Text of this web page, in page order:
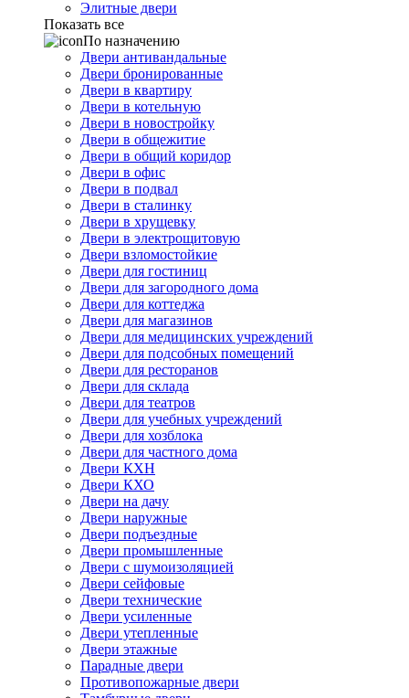
Элитные двери
Показать все
По назначению
Двери антивандальные
Двери бронированные
Двери в квартиру
Двери в котельную
Двери в новостройку
Двери в общежитие
Двери в общий коридор
Двери в офис
Двери в подвал
Двери в сталинку
Двери в хрущевку
Двери в электрощитовую
Двери взломостойкие
Двери для гостиниц
Двери для загородного дома
Двери для коттеджа
Двери для магазинов
Двери для медицинских учреждений
Двери для подсобных помещений
Двери для ресторанов
Двери для склада
Двери для театров
Двери для учебных учреждений
Двери для хозблока
Двери для частного дома
Двери КХН
Двери КХО
Двери на дачу
Двери наружные
Двери подъездные
Двери промышленные
Двери с шумоизоляцией
Двери сейфовые
Двери технические
Двери усиленные
Двери утепленные
Двери этажные
Парадные двери
Противопожарные двери